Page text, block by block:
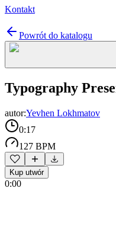
Kontakt
Powrót do katalogu
Typography
autor:Yevhen Lokhmatov
0:17
127 BPM
Kup utwór
0:00